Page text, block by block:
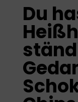
Du